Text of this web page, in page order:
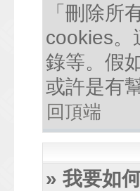
「刪除所
cookies。
錄等。假
或許是有
回頂端
» 我要如